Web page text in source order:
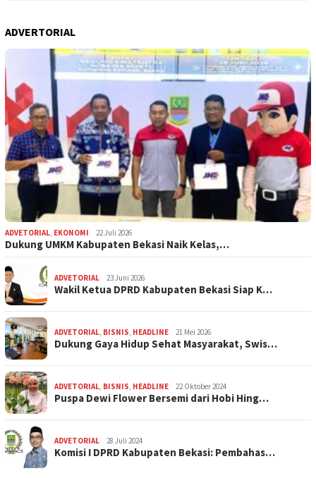
ADVERTORIAL
ADVETORIAL, EKONOMI 22 Juli 2026
Dukung UMKM Kabupaten Bekasi Naik Kelas,…
ADVETORIAL 23 Juni 2026
Wakil Ketua DPRD Kabupaten Bekasi Siap K…
ADVETORIAL, BISNIS, HEADLINE 21 Mei 2026
Dukung Gaya Hidup Sehat Masyarakat, Swis…
ADVETORIAL, BISNIS, HEADLINE 22 Oktober 2024
Puspa Dewi Flower Bersemi dari Hobi Hing…
ADVETORIAL 28 Juli 2024
Komisi I DPRD Kabupaten Bekasi: Pembahas…